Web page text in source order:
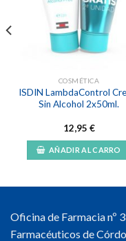
COSMÉTICA
ISDIN LambdaControl
Sin Alcohol 2x50ml.
12,95 €
AÑADIR AL CARRO
Oficina de Farmacia nº
Farmacéuticos de